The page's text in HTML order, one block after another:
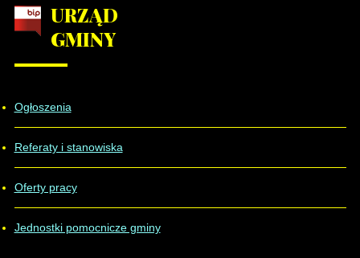
URZĄD
GMINY
Ogłoszenia
Referaty i stanowiska
Oferty pracy
Jednostki pomocnicze gminy